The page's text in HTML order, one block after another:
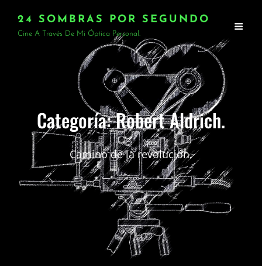
24 SOMBRAS POR SEGUNDO
Cine A Través De Mi Óptica Personal.
Categoría:Robert Aldrich.
Camino de la revolución.